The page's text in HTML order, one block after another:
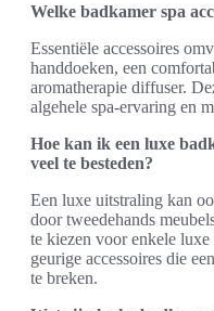
Welke badkamer spa
Essentiële accessoires
handdoeken, een
aromatherapie diffuser.
algehele spa-ervaring en
Hoe kan ik een luxe
veel te besteden?
Een luxe uitstraling kan
door tweedehands
te kiezen voor enkele
geurige accessoires die
te breken.